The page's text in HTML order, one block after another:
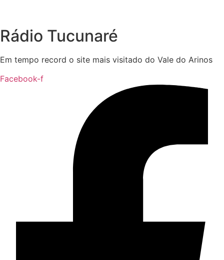
Rádio Tucunaré
Em tempo record o site mais visitado do Vale do Arinos
Facebook-f